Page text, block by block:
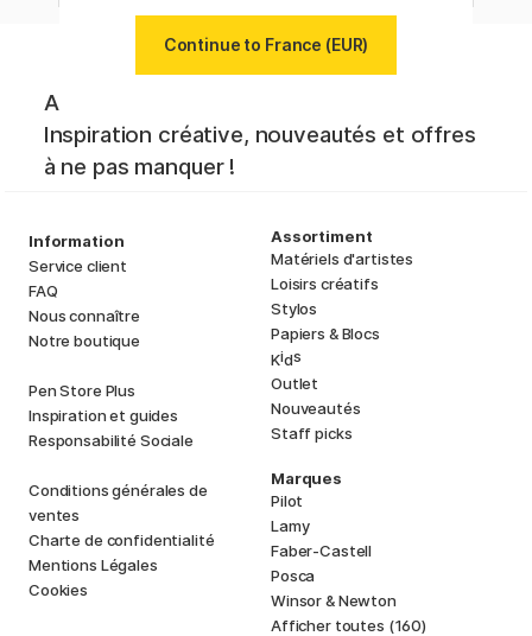
Abonnez-vous à notre newsletter.
Inspiration créative, nouveautés et offres
à ne pas manquer !
Information
Service client
FAQ
Nous connaître
Notre boutique
Pen Store Plus
Inspiration et guides
Responsabilité Sociale
Conditions générales de
ventes
Charte de confidentialité
Mentions Légales
Cookies
Assortiment
Matériels d'artistes
Loisirs créatifs
Stylos
Papiers & Blocs
Kids
Outlet
Nouveautés
Staff picks
Marques
Pilot
Lamy
Faber-Castell
Posca
Winsor & Newton
Afficher toutes (160)
Continue to France (EUR)